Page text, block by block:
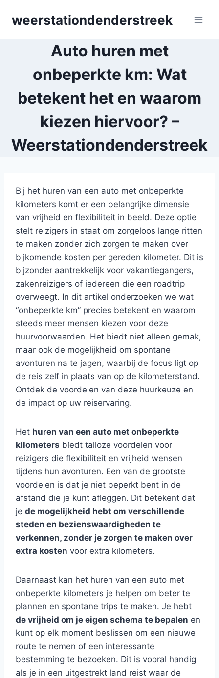
weerstationdenderstreek
Auto huren met
onbeperkte km: Wat
betekent het en waarom
kiezen hiervoor? –
Weerstationdenderstreek
Bij het huren van een auto met onbeperkte
kilometers komt er een belangrijke dimensie
van vrijheid en flexibiliteit in beeld. Deze optie
stelt reizigers in staat om zorgeloos lange ritten
te maken zonder zich zorgen te maken over
bijkomende kosten per gereden kilometer. Dit is
bijzonder aantrekkelijk voor vakantiegangers,
zakenreizigers of iedereen die een roadtrip
overweegt. In dit artikel onderzoeken we wat
“onbeperkte km” precies betekent en waarom
steeds meer mensen kiezen voor deze
huurvoorwaarden. Het biedt niet alleen gemak,
maar ook de mogelijkheid om spontane
avonturen na te jagen, waarbij de focus ligt op
de reis zelf in plaats van op de kilometerstand.
Ontdek de voordelen van deze huurkeuze en
de impact op uw reiservaring.
Het huren van een auto met onbeperkte
kilometers biedt talloze voordelen voor
reizigers die flexibiliteit en vrijheid wensen
tijdens hun avonturen. Een van de grootste
voordelen is dat je niet beperkt bent in de
afstand die je kunt afleggen. Dit betekent dat
je de mogelijkheid hebt om verschillende
steden en bezienswaardigheden te
verkennen, zonder je zorgen te maken over
extra kosten voor extra kilometers.
Daarnaast kan het huren van een auto met
onbeperkte kilometers je helpen om beter te
plannen en spontane trips te maken. Je hebt
de vrijheid om je eigen schema te bepalen en
kunt op elk moment beslissen om een nieuwe
route te nemen of een interessante
bestemming te bezoeken. Dit is vooral handig
als je in een uitgestrekt land reist waar de